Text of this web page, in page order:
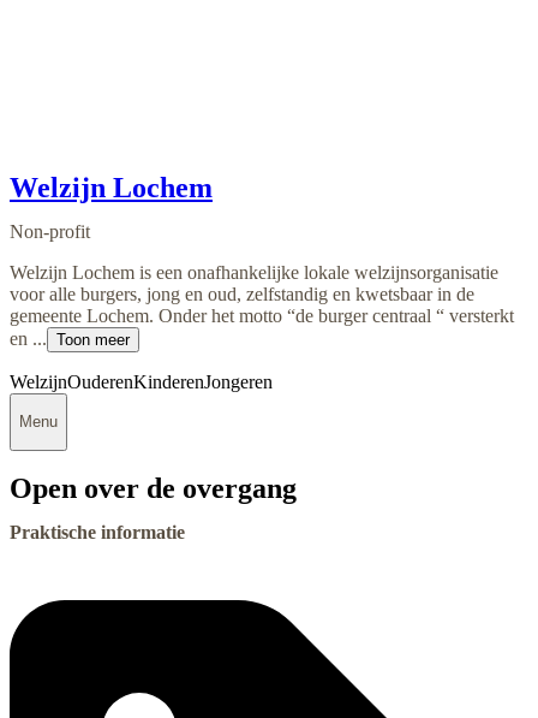
Welzijn Lochem
Non-profit
Welzijn Lochem is een onafhankelijke lokale welzijnsorganisatie
voor alle burgers, jong en oud, zelfstandig en kwetsbaar in de
gemeente Lochem. Onder het motto “de burger centraal “ versterkt
en ... Toon meer
WelzijnOuderenKinderenJongeren
Menu
Open over de overgang
Praktische informatie